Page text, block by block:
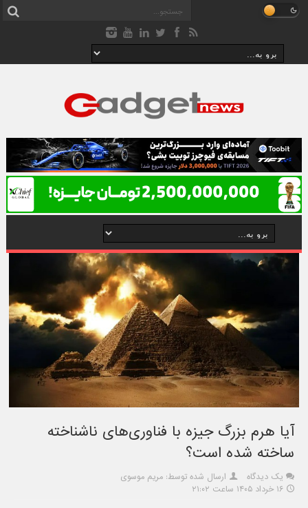
آیا هرم بزرگ جیزه با فناوری‌های ناشناخته
ساخته شده است؟
یک دیدگاه
ارسال شده توسط: مریم موسوی
۱۶ خرداد ۱۴۰۵ ساعت ۲۱:۰۲